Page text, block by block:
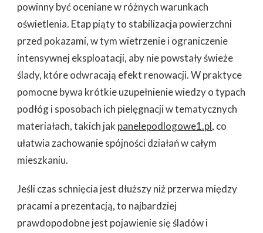
powinny być oceniane w różnych warunkach
oświetlenia. Etap piąty to stabilizacja powierzchni
przed pokazami, w tym wietrzenie i ograniczenie
intensywnej eksploatacji, aby nie powstały świeże
ślady, które odwracają efekt renowacji. W praktyce
pomocne bywa krótkie uzupełnienie wiedzy o typach
podłóg i sposobach ich pielęgnacji w tematycznych
materiałach, takich jak panelepodlogowe1.pl, co
ułatwia zachowanie spójności działań w całym
mieszkaniu.
Jeśli czas schnięcia jest dłuższy niż przerwa między
pracami a prezentacją, to najbardziej
prawdopodobne jest pojawienie się śladów i